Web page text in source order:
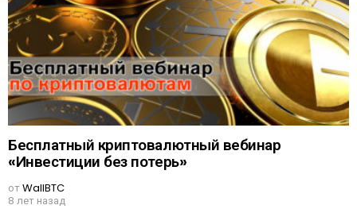
Бесплатный криптовалютный вебинар
«Инвестиции без потерь»
отWallBTC
8 лет назад